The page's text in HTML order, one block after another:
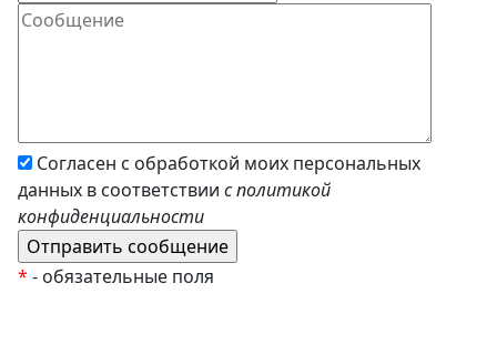
Согласен с обработкой моих персональных
данных в соответствии с политикой
конфиденциальности
* - обязательные поля